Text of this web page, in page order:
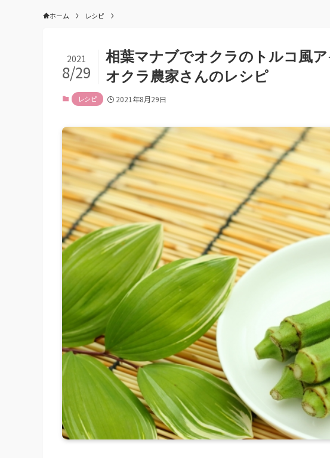
ホーム レシピ
相葉マナブでオクラのトルコ風
オクラ農家さんのレシピ
2021
8/29
レシピ 2021年8月29日